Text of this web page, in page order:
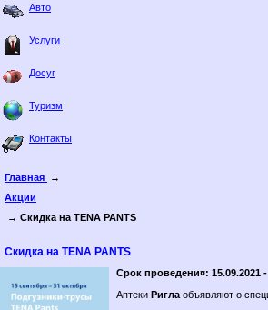
Авто
Услуги
Досуг
Туризм
Контакты
Главная
→
Акции
→ Скидка на TENA PANTS
Скидка на TENA PANTS
Срок проведени¤: 15.09.2021 -
Аптеки Ригла объявляют о